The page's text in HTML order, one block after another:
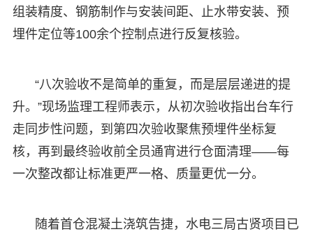
组装精度、钢筋制作与安装间距、止水带安装、预
埋件定位等100余个控制点进行反复核验。
“八次验收不是简单的重复，而是层层递进的提
升。”现场监理工程师表示，从初次验收指出台车行
走同步性问题，到第四次验收聚焦预埋件坐标复
核，再到最终验收前全员通宵进行仓面清理——每
一次整改都让标准更严一格、质量更优一分。
随着首仓混凝土浇筑告捷，水电三局古贤项目已